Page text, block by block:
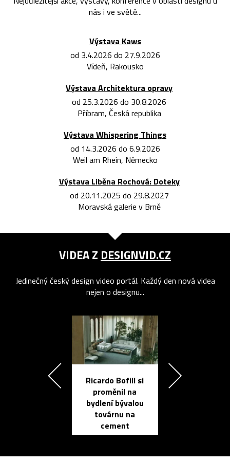
nás i ve světě...
Výstava Kaws
od 3.4.2026 do 27.9.2026
Vídeň, Rakousko
Výstava Architektura opravy
od 25.3.2026 do 30.8.2026
Příbram, Česká republika
Výstava Whispering Things
od 14.3.2026 do 6.9.2026
Weil am Rhein, Německo
Výstava Liběna Rochová: Doteky
od 20.11.2025 do 29.8.2027
Moravská galerie v Brně
VIDEA Z DESIGNVID.CZ
Jedinečný český design video portál. Každý den nová videa
nejen o designu...
Ricardo Bofill si
proměnil na
bydlení bývalou
továrnu na
cement